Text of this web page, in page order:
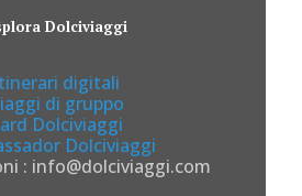
Dolciviaggi
digitali
di gruppo
Dolciviaggi
Dolciviaggi
: info@dolciviaggi.com